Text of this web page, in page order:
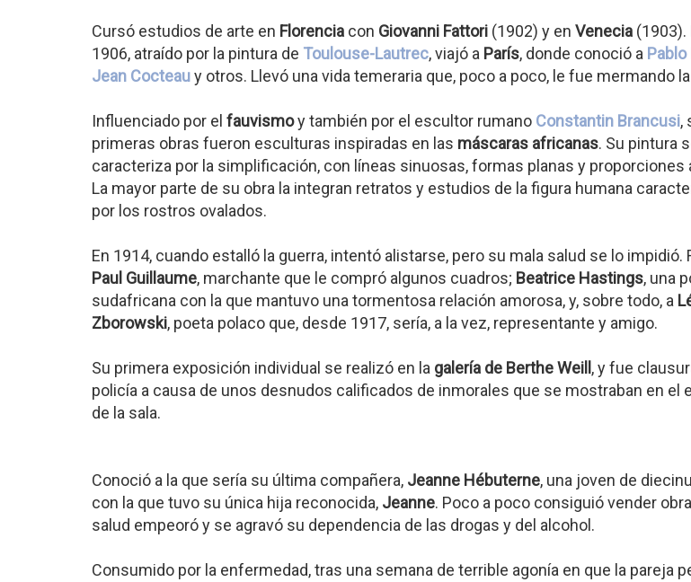
Cursó estudios de arte en Florencia con Giovanni Fattori (1902) y en Venecia (1903).
1906, atraído por la pintura de Toulouse-Lautrec, viajó a París, donde conoció a
Jean Cocteauy otros. Llevó una vida temeraria que, poco a poco, le fue mermando
Influenciado por el fauvismoy también por el escultor rumano Constantin Brancusi,
primeras obras fueron esculturas inspiradas en las máscaras africanas. Su pintura
caracteriza por la simplificación, con líneas sinuosas, formas planas y proporciones
La mayor parte de su obra la integran retratos y estudios de la figura humana
por los rostros ovalados.
En 1914, cuando estalló la guerra, intentó alistarse, pero su mala salud se lo impidió.
Paul Guillaume, marchante que le compró algunos cuadros; Beatrice Hastings, una
sudafricana con la que mantuvo una tormentosa relación amorosa, y, sobre todo, a
Zborowski, poeta polaco que, desde 1917, sería, a la vez, representante y amigo.
Su primera exposición individual se realizó en la galería de Berthe Weill , y fue
policía a causa de unos desnudos calificados de inmorales que se mostraban en el
de la sala.
Conoció a la que sería su última compañera, Jeanne Hébuterne, una joven de
con la que tuvo su única hija reconocida, Jeanne. Poco a poco consiguió vender
salud empeoró y se agravó su dependencia de las drogas y del alcohol.
Consumido por la enfermedad, tras una semana de terrible agonía en que la pareja